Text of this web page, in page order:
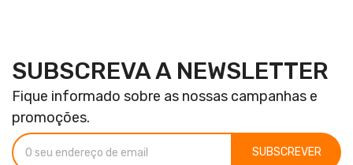
SUBSCREVA A NEWSLETTER
Fique informado sobre as nossas campanhas e
promoções.
SUBSCREVER